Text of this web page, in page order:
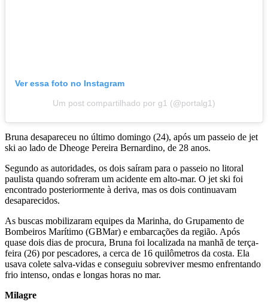
Ver essa foto no Instagram
Um post compartilhado por g1 (@portalg1)
Bruna desapareceu no último domingo (24), após um passeio de jet
ski ao lado de Dheoge Pereira Bernardino, de 28 anos.
Segundo as autoridades, os dois saíram para o passeio no litoral
paulista quando sofreram um acidente em alto-mar. O jet ski foi
encontrado posteriormente à deriva, mas os dois continuavam
desaparecidos.
As buscas mobilizaram equipes da Marinha, do Grupamento de
Bombeiros Marítimo (GBMar) e embarcações da região. Após
quase dois dias de procura, Bruna foi localizada na manhã de terça-
feira (26) por pescadores, a cerca de 16 quilômetros da costa. Ela
usava colete salva-vidas e conseguiu sobreviver mesmo enfrentando
frio intenso, ondas e longas horas no mar.
Milagre